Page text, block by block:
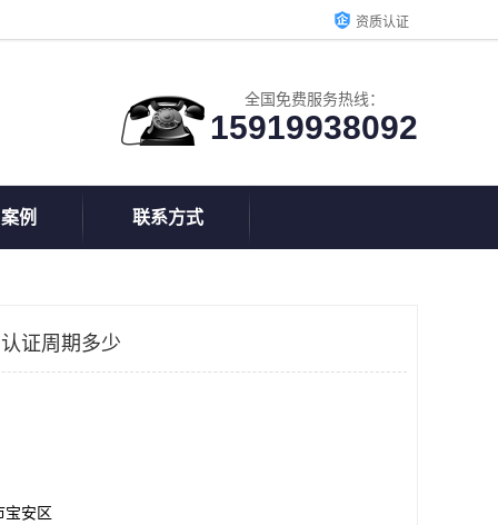
资质认证
全国免费服务热线：
15919938092
例 联系方式
证周期多少
宝安区